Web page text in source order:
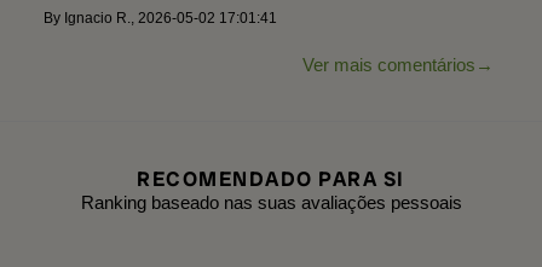
By Ignacio R. 2026-05-02 17:01:41
Ver mais comentários
RECOMENDADO PARA SI
Ranking baseado nas suas avaliações pessoais